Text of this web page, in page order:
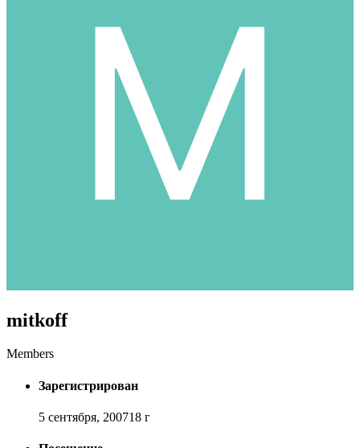
mitkoff
Members
Зарегистрирован
5 сентября, 200718 г